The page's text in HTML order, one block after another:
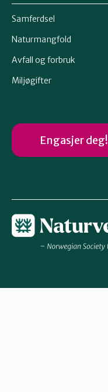
Samferdsel
Naturmangfold
Avfall og forbruk
Miljøgifter
Engasjer deg!